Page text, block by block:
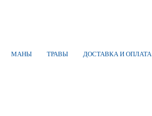
МАНЫ ТРАВЫ ДОСТАВКА И ОПЛАТА